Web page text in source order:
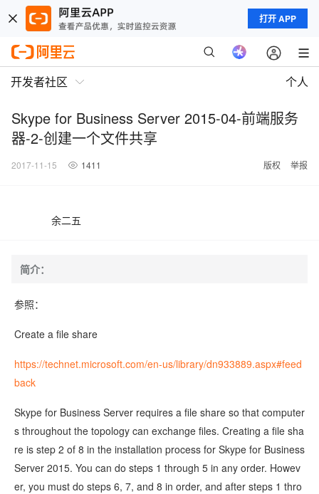
打开 APP
开发者社区 个人
Skype for Business Server 2015-04-前端服务
器-2-创建一个文件共享
2017-11-15 1411 版权 举报
余二五
简介：
参照：
Create a file share
https://technet.microsoft.com/en-us/library/dn933889.aspx#feed
back
Skype for Business Server requires a file share so that computer
s throughout the topology can exchange files. Creating a file sha
re is step 2 of 8 in the installation process for Skype for Business
Server 2015. You can do steps 1 through 5 in any order. Howev
er, you must do steps 6, 7, and 8 in order, and after steps 1 thro